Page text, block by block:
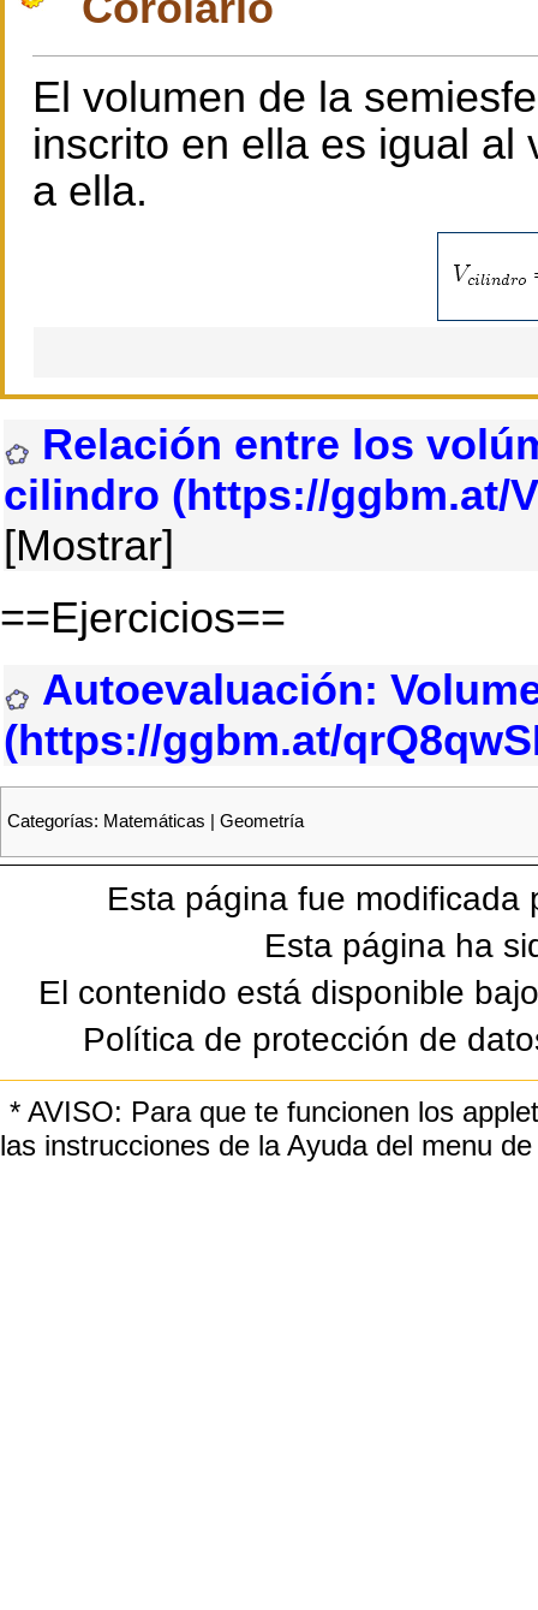
El volumen de la
inscrito en ella es igual al
a ella.
Relación entre los
cilindro
[Mostrar]
==Ejercicios==
Autoevaluación:
Categorías: Matemáticas Geometría
Esta página fue modificada
Esta página ha
El contenido está disponible
Política de protección de
* AVISO: Para que te funcionen los
las instrucciones de la Ayuda del menu